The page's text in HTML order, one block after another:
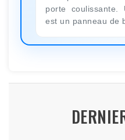
porte coulissante.
est un panneau de